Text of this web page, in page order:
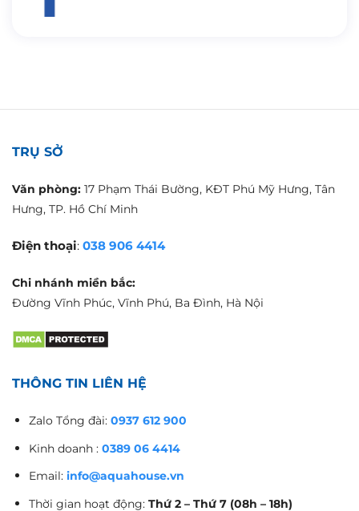
TRỤ SỞ
Văn phòng: 17 Phạm Thái Bường, KĐT Phú Mỹ Hưng, Tân
Hưng, TP. Hồ Chí Minh
Điện thoại: 038 906 4414
Chi nhánh miền bắc:
Đường Vĩnh Phúc, Vĩnh Phú, Ba Đình, Hà Nội
THÔNG TIN LIÊN HỆ
Zalo Tổng đài: 0937 612 900
Kinh doanh : 0389 06 4414
Email: info@aquahouse.vn
Thời gian hoạt động: Thứ 2 – Thứ 7 (08h – 18h)